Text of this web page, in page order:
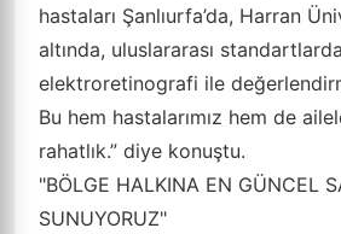
hastaları Şanlıurfa’da, Harran
altında, uluslararası standartlarda
elektroretinografi ile
Bu hem hastalarımız hem de
rahatlık.” diye konuştu.
"BÖLGE HALKINA EN GÜNCEL
SUNUYORUZ"